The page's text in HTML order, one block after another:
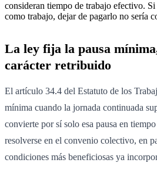
consideran tiempo de trabajo efectivo.
como trabajo, dejar de pagarlo no sería
La ley fija la pausa
carácter retribuido
El artículo 34.4 del Estatuto de los
mínima cuando la jornada continuada
convierte por sí solo esa pausa en
resolverse en el convenio colectivo, en
condiciones más beneficiosas ya